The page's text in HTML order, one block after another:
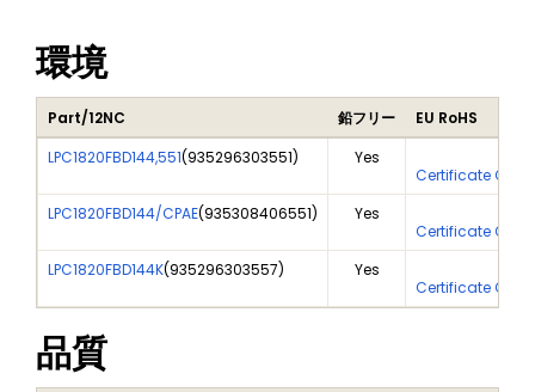
環境
Part/12NC 鉛フリー
EU RoHS
LPC1820FBD144,551(935296303551) Yes
Certificate Of
LPC1820FBD144/CPAE(935308406551) Yes
Certificate Of
LPC1820FBD144K(935296303557) Yes
Certificate Of
品質